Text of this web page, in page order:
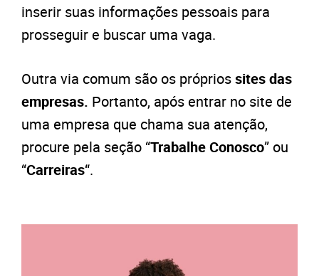
inserir suas informações pessoais para
prosseguir e buscar uma vaga.
Outra via comum são os própriossites das
empresas. Portanto, após entrar no site de
uma empresa que chama sua atenção,
procure pela seção “Trabalhe Conosco” ou
“Carreiras“.